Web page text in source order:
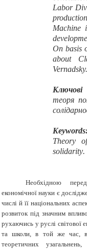
Labor
Machine
On basis
about
Vernadsky.
Ключові
теоря
Keywords
Theory
solidarity.
Необхідною
економічної науки є
числі й її національних
розвиток під значним
рухаючись у руслі світової
та школи, в той же час,
теоретичних